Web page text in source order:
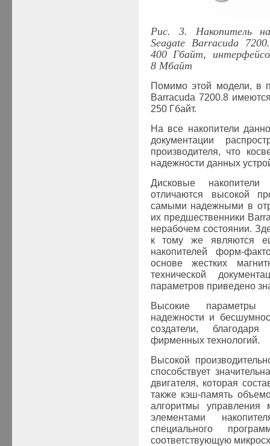
Рис. 3. Накопитель
Seagate Barracuda
400 Гбайт,
8 Мбайт
Помимо этой модели, в
Barracuda 7200.8
250 Гбайт.
На все накопители
документации
производителя, что
надежности данных
Дисковые
отличаются высокой
самыми надежными в
их предшественники
нерабочем состоянии.
к тому же являются
накопителей форм-
основе жестких
технической
параметров приведено
Высокие параметры
надежности и
создатели,
фирменных технологий.
Высокой
способствует
двигателя, которая
также кэш-память
алгоритмы управления
элементами
специального
соответствующую